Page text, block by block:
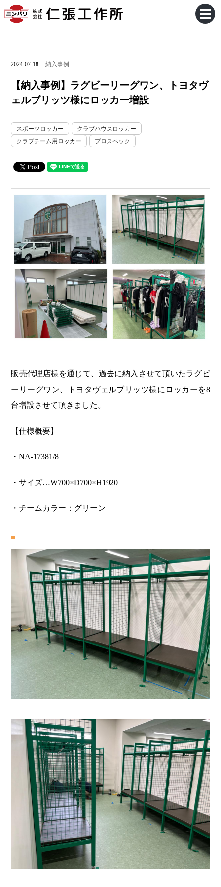
2024-07-18 納入事例
【納入事例】ラグビーリーグワン、トヨタヴ
ェルブリッツ様にロッカー増設
スポーツロッカー
クラブハウスロッカー
クラブチーム用ロッカー
プロスペック
販売代理店様を通じて、過去に納入させて頂いたラグビ
ーリーグワン、トヨタヴェルブリッツ様にロッカーを8
台増設させて頂きました。
【仕様概要】
・NA-17381/8
・サイズ…W700×D700×H1920
・チームカラー：グリーン